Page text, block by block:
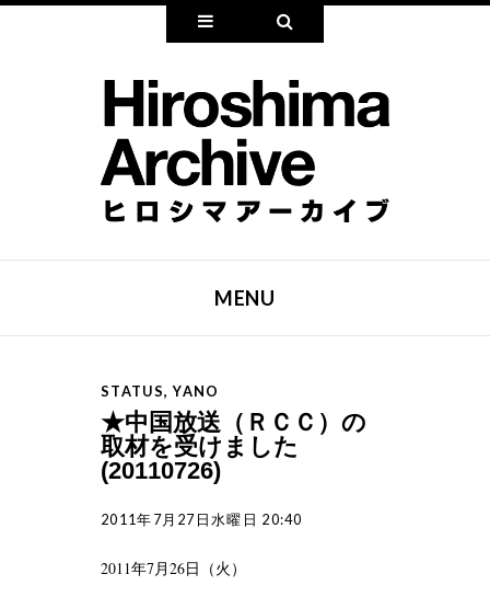
MENU
STATUS,YANO
★中国放送（ＲＣＣ）の
取材を受けました
(20110726)
2011年7月27日水曜日 20:40
2011年7月26日（火）